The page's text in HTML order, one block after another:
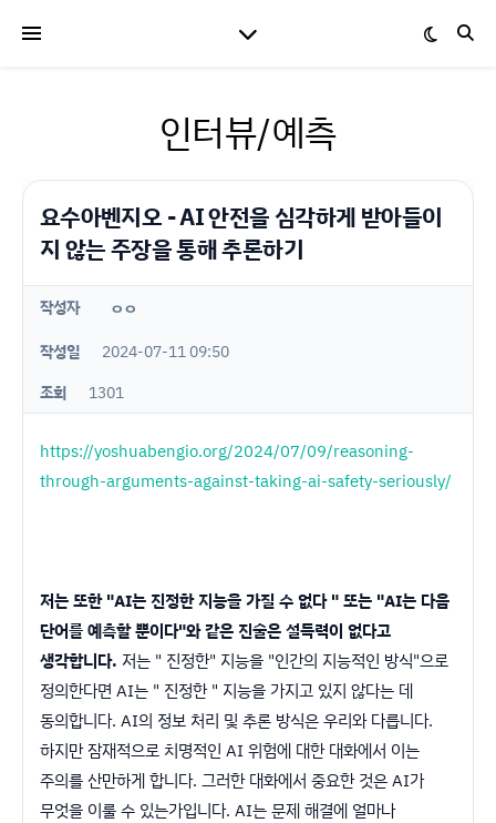
인터뷰/예측
요수아벤지오 - AI 안전을 심각하게 받아들이
지 않는 주장을 통해 추론하기
작성자 ㅇㅇ
작성일
2024-07-11 09:50
조회
1301
https://yoshuabengio.org/2024/07/09/reasoning-
through-arguments-against-taking-ai-safety-seriously/
저는 또한 "AI는 진정한 지능을 가질 수 없다 " 또는 "AI는 다음
단어를 예측할 뿐이다"와 같은 진술은 설득력이 없다고
생각합니다. 저는 " 진정한" 지능을 "인간의 지능적인 방식"으로
정의한다면 AI는 " 진정한 " 지능을 가지고 있지 않다는 데
동의합니다. AI의 정보 처리 및 추론 방식은 우리와 다릅니다.
하지만 잠재적으로 치명적인 AI 위험에 대한 대화에서 이는
주의를 산만하게 합니다. 그러한 대화에서 중요한 것은 AI가
무엇을 이룰 수 있는가입니다. AI는 문제 해결에 얼마나